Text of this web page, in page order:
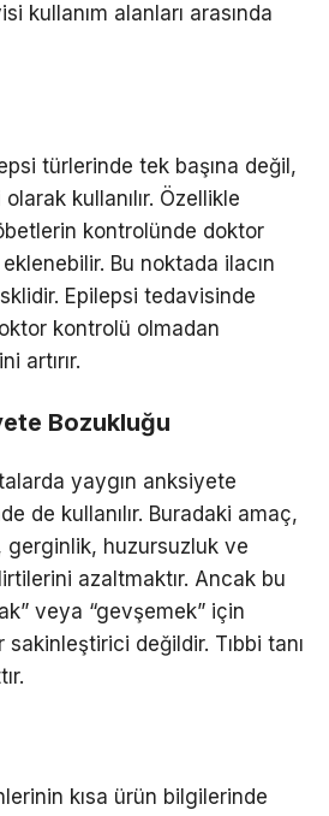
kullanım alanları arasında
türlerinde tek başına değil,
olarak kullanılır. Özellikle
kontrolünde doktor
Bu noktada ilacın
Epilepsi tedavisinde
kontrolü olmadan
artırır.
Bozukluğu
yaygın anksiyete
de kullanılır. Buradaki amaç,
gerginlik, huzursuzluk ve
azaltmaktır. Ancak bu
veya “gevşemek” için
sakinleştirici değildir. Tıbbi tanı
kısa ürün bilgilerinde